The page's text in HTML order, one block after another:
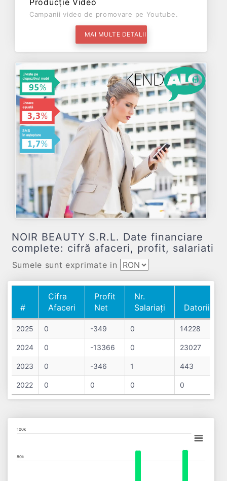
Producție Video
Campanii video de promovare pe Youtube.
MAI MULTE DETALII
NOIR BEAUTY S.R.L. Date financiare
complete: cifră afaceri, profit, salariati
Sumele sunt exprimate in
#
Cifra
Afaceri
Profit
Net
Nr.
Salariați
Datorii
#
Afaceri
Profit
Net
Salariați
Datorii
2025 0 -349 0 14228
2024 0 -13366 0 23027
2023 0 -346 1 443
2022 0 0 0 0
Chart
View as data table, Chart
80k
100k